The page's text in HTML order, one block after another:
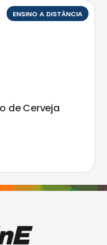
ENSINO A DISTÂNCIA
de Cerveja